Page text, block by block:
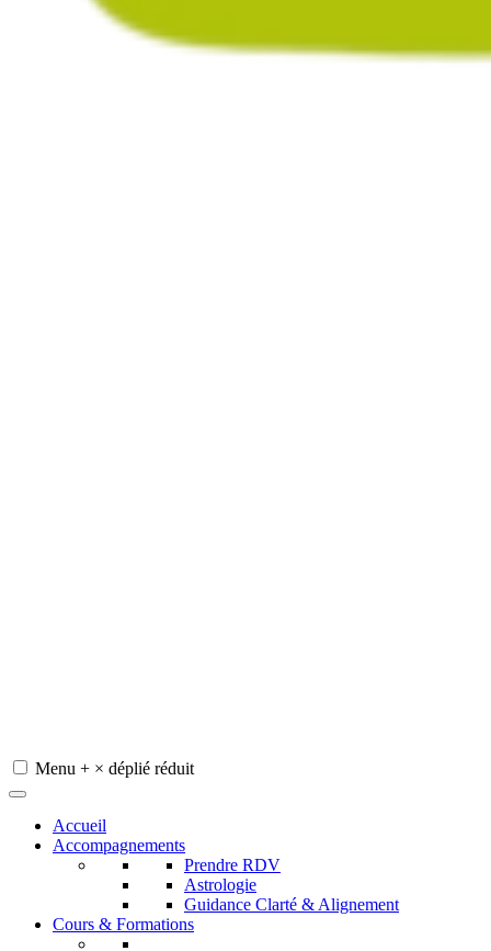
Menu + × déplié réduit
Accueil
Accompagnements
Prendre RDV
Astrologie
Guidance Clarté & Alignement
Cours & Formations